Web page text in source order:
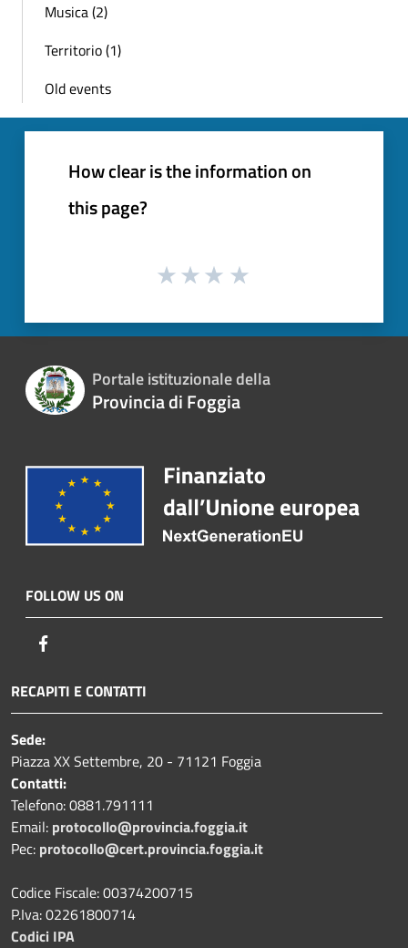
Musica (2)
Territorio (1)
Old events
How clear is the information on
this page?
Portale istituzionale della
Provincia di Foggia
FOLLOW US ON
RECAPITI E CONTATTI
Sede:
Piazza XX Settembre, 20 - 71121 Foggia
Contatti:
Telefono: 0881.791111
Email: protocollo@provincia.foggia.it
Pec: protocollo@cert.provincia.foggia.it
Codice Fiscale: 00374200715
P.Iva: 02261800714
Codici IPA